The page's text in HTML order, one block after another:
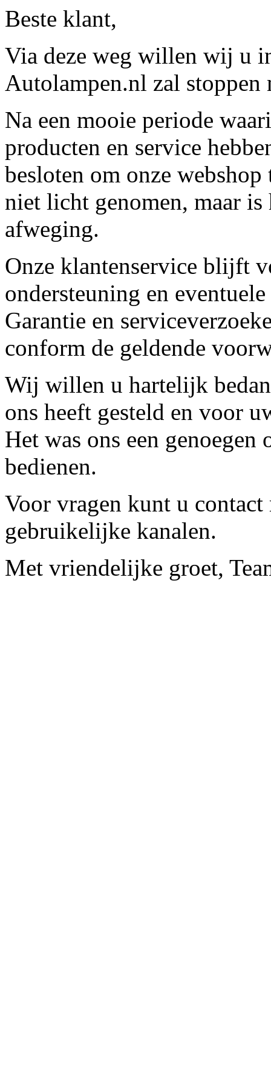
Beste klant,
Via deze weg willen wij u
Autolampen.nl zal stoppen
Na een mooie periode
producten en service
besloten om onze
niet licht genomen, maar
afweging.
Onze klantenservice blijft
ondersteuning en
Garantie en
conform de geldende
Wij willen u hartelijk
ons heeft gesteld en voor
Het was ons een
bedienen.
Voor vragen kunt u contact
gebruikelijke kanalen.
Met vriendelijke groet,